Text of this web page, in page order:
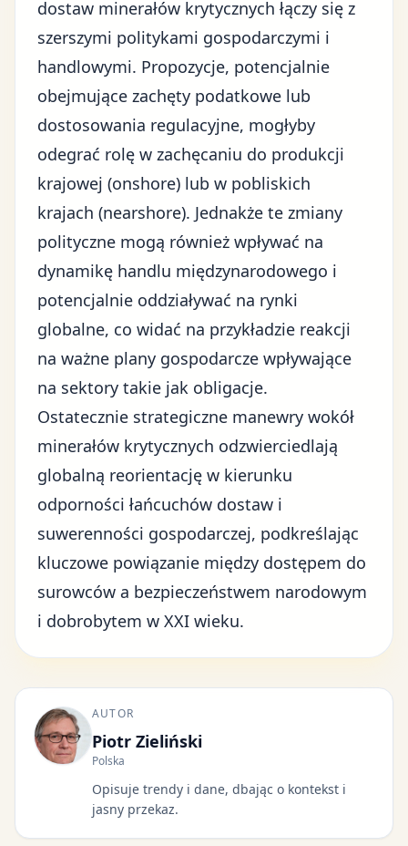
dostaw minerałów krytycznych łączy się z
szerszymi politykami gospodarczymi i
handlowymi. Propozycje, potencjalnie
obejmujące zachęty podatkowe lub
dostosowania regulacyjne, mogłyby
odegrać rolę w zachęcaniu do produkcji
krajowej (onshore) lub w pobliskich
krajach (nearshore). Jednakże te zmiany
polityczne mogą również wpływać na
dynamikę handlu międzynarodowego i
potencjalnie oddziaływać na rynki
globalne, co widać na przykładzie reakcji
na ważne plany gospodarcze wpływające
na sektory takie jak obligacje.
Ostatecznie strategiczne manewry wokół
minerałów krytycznych odzwierciedlają
globalną reorientację w kierunku
odporności łańcuchów dostaw i
suwerenności gospodarczej, podkreślając
kluczowe powiązanie między dostępem do
surowców a bezpieczeństwem narodowym
i dobrobytem w XXI wieku.
AUTOR
Piotr Zieliński
Polska
Opisuje trendy i dane, dbając o kontekst i
jasny przekaz.